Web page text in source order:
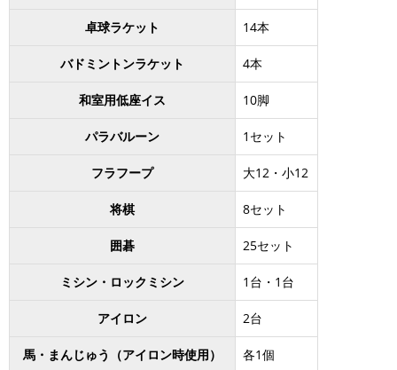
卓球ラケット 14本
バドミントンラケット 4本
和室用低座イス 10脚
パラバルーン 1セット
フラフープ 大12・小12
将棋 8セット
囲碁 25セット
ミシン・ロックミシン 1台・1台
アイロン 2台
馬・まんじゅう（アイロン時使用） 各1個